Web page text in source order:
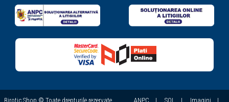
Birotic Shop © Toate drepturile rezervate. ANPC | SOL | Imagini |